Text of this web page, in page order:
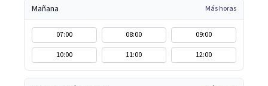
Mañana Más horas
07:00 08:00
09:00
10:00
11:00 12:00